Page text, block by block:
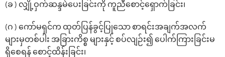
(ခ ) လျှို့ဝှက်ဆန္ဒမဲပေးခြင်းကို ကူညီစောင့်ရှောက်ခြင်း၊
(ဂ ) ကော်မရှင်က ထုတ်ပြန်ခွင့်ပြုသော စာရင်းအချက်အလက်
များမှတစ်ပါး အခြားကိစ္စ များနှင့် စပ်လျဉ်း၍ ပေါက်ကြားခြင်းမ
ရှိစေရန် စောင့်ထိန်းခြင်း၊